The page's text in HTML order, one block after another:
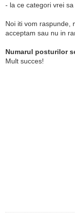
- la ce categori vrei sa
Noi iti vom raspunde,
acceptam sau nu in
Numarul posturilor
Mult succes!